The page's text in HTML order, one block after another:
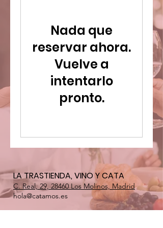
Nada que
reservar ahora.
Vuelve a
intentarlo
pronto.
LA TRASTIENDA, VINO Y CATA
C. Real, 29, 28460 Los Molinos, Madrid​
hola@catamos.es